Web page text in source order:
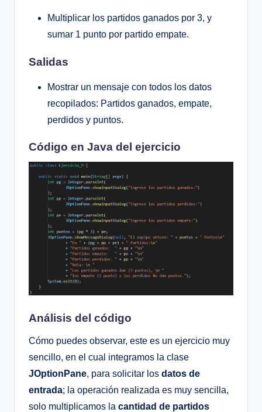
Multiplicar los partidos ganados por 3, y
sumar 1 punto por partido empate.
Salidas
Mostrar un mensaje con todos los datos
recopilados: Partidos ganados, empate,
perdidos y puntos.
Código en Java del ejercicio
Análisis del código
Cómo puedes observar, este es un ejercicio muy
sencillo, en el cual integramos la clase
JOptionPane, para solicitar los datos de
entrada; la operación realizada es muy sencilla,
solo multiplicamos la cantidad de partidos